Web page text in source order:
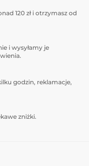
120 zł i otrzymasz od
i wysyłamy je
godzin, reklamacje,
zniżki.